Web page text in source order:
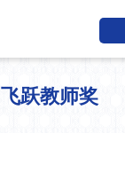
飞跃教师奖